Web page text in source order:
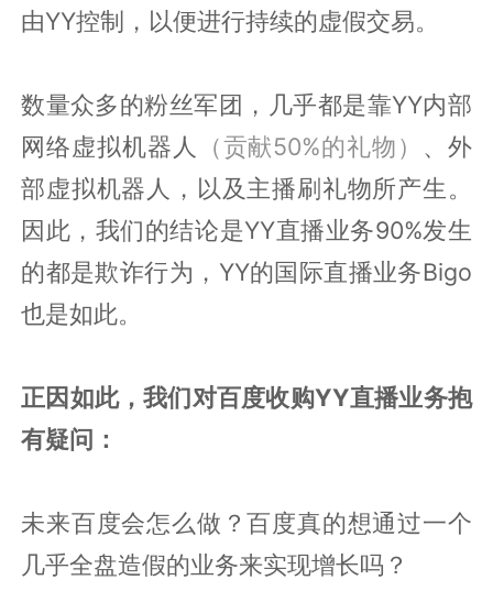
由YY控制，以便进行持续的虚假交易。
数量众多的粉丝军团，几乎都是靠YY内部
网络虚拟机器人
（贡献50%的礼物） 、外
部虚拟机器人，以及主播刷礼物所产生。
因此，我们的结论是YY直播业务90%发生
的都是欺诈行为，YY的国际直播业务Bigo
也是如此。
正因如此，我们对百度收购YY直播业务抱
有疑问：
未来百度会怎么做？百度真的想通过一个
几乎全盘造假的业务来实现增长吗？